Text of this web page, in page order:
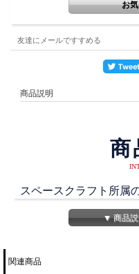
友達にメールですすめる
商品説明
商
スペースクラフト所属
友梨、角元明日香の3
組、「だれ？らじ」の
またディスク2には、こ
▼ 商品
関連商品